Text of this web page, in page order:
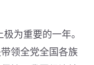
为重要的一年。
领全党全国各族